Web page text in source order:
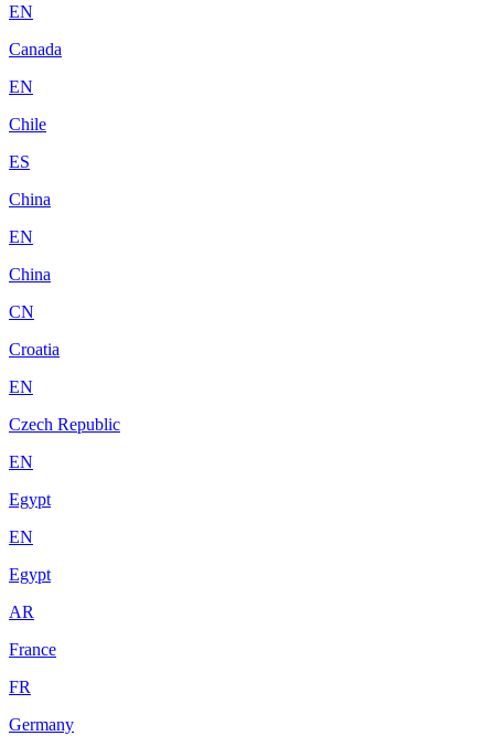
EN
Canada
EN
Chile
ES
China
EN
China
CN
Croatia
EN
Czech Republic
EN
Egypt
EN
Egypt
AR
France
FR
Germany